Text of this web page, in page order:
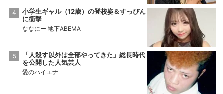
小学生ギャル（12歳）の登校姿＆すっぴん
に衝撃
ななにー 地下ABEMA
「人殺す以外は全部やってきた」総長時代
を公開した人気芸人
愛のハイエナ